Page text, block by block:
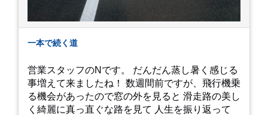
一本で続く道
営業スタッフのNです。 だんだん蒸し暑く感じる
事増えて来ましたね！ 数週間前ですが、飛行機乗
る機会があったので窓の外を見ると 滑走路の美し
く綺麗に真っ直ぐな路を見て 人生を振り返って